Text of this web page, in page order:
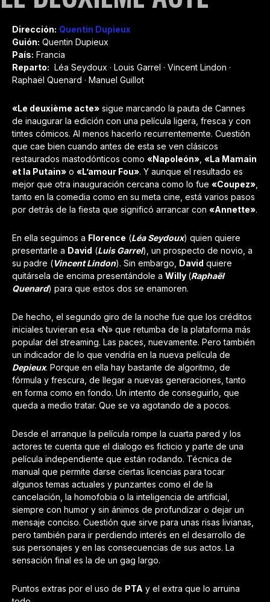
Dirección: Quentin Dupieux
Guión: Quentin Dupieux
País: Francia
Reparto: Léa Seydoux · Louis Garrel · Vincent Lindon ·
Raphaël Quenard · Manuel Guillot
«Le deuxième acte» sigue marcando la pauta de Cannes
de inaugurar la edición con una película ligera, fresca y con
tintes cómicos. Al menos hacerlo recurrentemente. Cuestión
que cae bien cuando antes de esta se ven clásicos
restaurados mastodónticos como «Napoleón» «La Mamain
et la Putain» o «L’amour Fou». Y aunque el resultado es
mejor que otra inauguración cercana como lo fue «Coupez»
tanto en la comedia como en su meta cine, está varios pasos
por detrás de la fiesta que significó arrancar con «Annette».
En ella seguimos a Florence (Léa Seydoux) quien quiere
presentarle a David (Luis Garrel), un prospecto de novio, a
su padre (Vincent Lindon). Sin embargo, David quiere
quitársela de encima presentándole a Willy (Raphaël
Quenard) para que estos dos se enamoren.
De hecho, el segundo giro de la noche fue que los créditos
iniciales tuvieran esa «N» que retumba de la plataforma más
popular del streaming. Las paces, nuevamente. Pero también
un indicador de lo que vendría en la nueva película de
Depieux. Porque en ella hay bastante de algoritmo, de
fórmula y frescura, de llegar a nuevas generaciones, tanto
en forma como en fondo. Un intento de conseguirlo, que
queda a medio tratar. Que se va agotando de a pocos.
Desde el arranque la película rompe la cuarta pared y los
actores te cuenta que el dialogo es ficticio y parte de una
película independiente que están rodando. Técnica de
manual que permite darse ciertas licencias para tocar
algunos temas actuales y punzantes como el de la
cancelación, la homofobia o la inteligencia de artificial,
siempre con humor y sin ánimos de profundizar o dejar un
mensaje conciso. Cuestión que sirve para unas risas livianas,
pero también para ir perdiendo interés en el desarrollo de
sus personajes y en las consecuencias de sus actos. La
sensación final es la de un gag largo.
Puntos extras por el uso de PTA y el extra que lo arruina